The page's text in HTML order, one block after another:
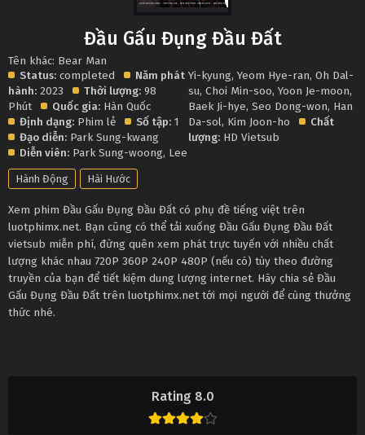
Rating 8.0
Đầu Gấu Đụng Đầu Đất
Tên khác: Bear Man
Status: completed
Năm phát
hành: 2023 Thời lượng: 98
Phút
Quốc gia: Hàn Quốc
Định dạng: Phim lẻ Số tập: 1
Đạo diễn: Park Sung-kwang
Diễn viên: Park Sung-woong, Lee
Yi-kyung,Yeom Hye-ran,Oh Dal-
su,Choi Min-soo,Yoon Je-moon,
Baek Ji-hye,Seo Dong-won, Han
Da-sol, Kim Joon-ho
Chất
lượng: HD Vietsub
Hành Động Hài Hước
Xem phim Đầu Gấu Đụng Đầu Đất có phụ đề tiếng việt trên
luotphimx.net. Bạn cũng có thể tải xuống Đầu Gấu Đụng Đầu Đất
vietsub miễn phí, đừng quên xem phát trực tuyến với nhiều chất
lượng khác nhau 720P 360P 240P 480P (nếu có) tùy theo đường
truyền của bạn để tiết kiệm dung lượng internet. Hãy chia sẻ Đầu
Gấu Đụng Đầu Đất trên luotphimx.net tới mọi người để cùng thưởng
thức nhé.